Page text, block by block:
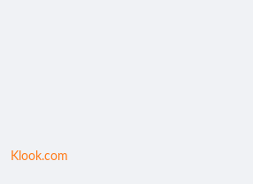
Klook.com